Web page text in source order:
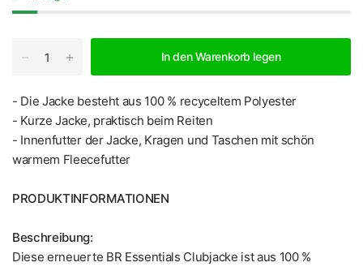
In den Warenkorb legen
- Die Jacke besteht aus 100 % recyceltem Polyester
- Kurze Jacke, praktisch beim Reiten
- Innenfutter der Jacke, Kragen und Taschen mit schön
warmem Fleecefutter
PRODUKTINFORMATIONEN
Beschreibung:
Diese erneuerte BR Essentials Clubjacke ist aus 100 %